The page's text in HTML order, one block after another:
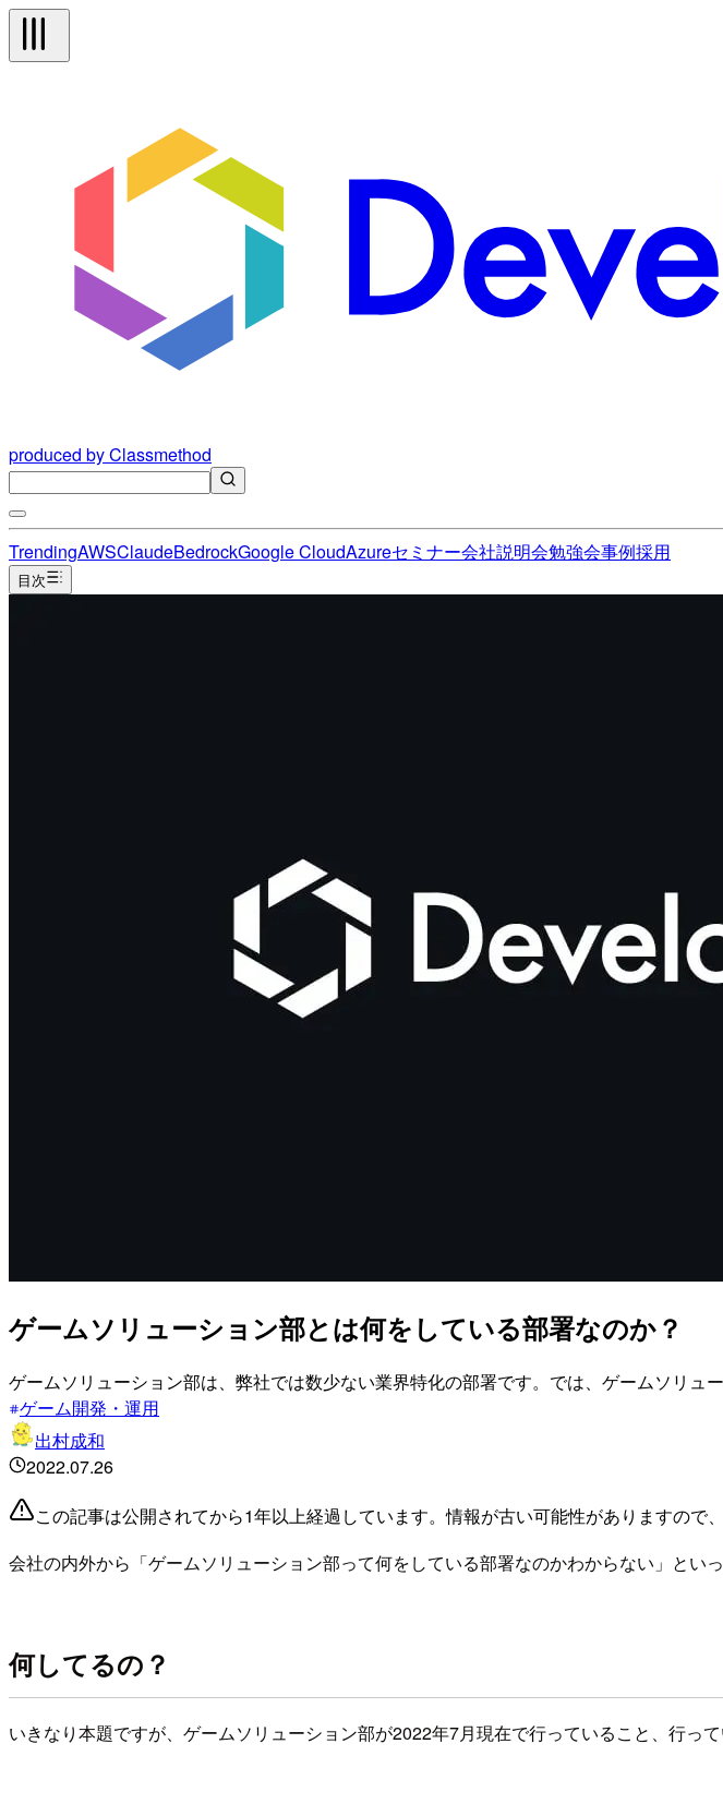
produced by Classmethod
TrendingAWSClaudeBedrockGoogle CloudAzureセミナー会社説明会勉強会事例採用
目次
ゲームソリューション部とは何をしている部署なのか？
ゲームソリューション部は、弊社では数少ない業界特化の部署です。では、ゲームソリュ
ゲーム開発・運用
出村成和
2022.07.26
この記事は公開されてから1年以上経過しています。情報が古い可能性がありますので、
会社の内外から「ゲームソリューション部って何をしている部署なのかわからない」とい
何してるの？
いきなり本題ですが、ゲームソリューション部が2022年7月現在で行っていること、行って